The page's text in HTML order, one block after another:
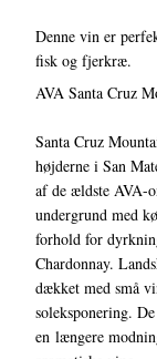
Denne vin er
fisk og fjerkræ.
AVA Santa Cruz
Santa Cruz
højderne i San
af de ældste AVA-
undergrund med
forhold for
Chardonnay.
dækket med små
soleksponering.
en længere